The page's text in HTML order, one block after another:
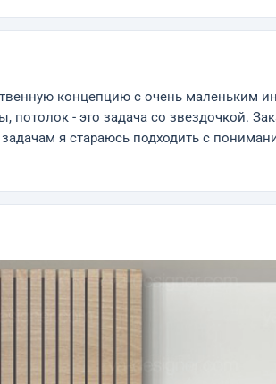
концепцию с очень маленьким
потолок - это задача со звездочкой.
я стараюсь подходить с